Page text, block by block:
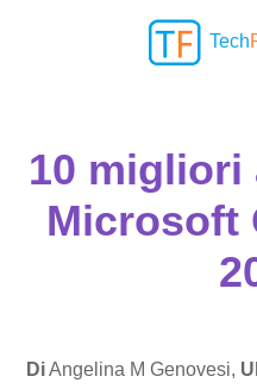
Tech
10 migliori
Microsoft
DiAngelina M Genovesi,